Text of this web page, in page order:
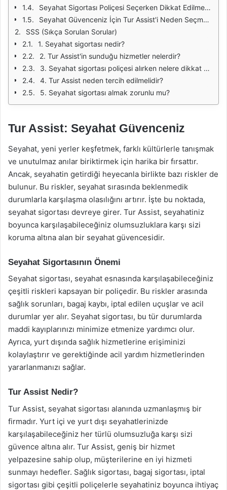
Seyahat Sigortası Poliçesi Seçerken Dikkat Edilmesi Gerekenler
Seyahat Güvenceniz İçin Tur Assist'i Neden Seçmelisiniz?
SSS (Sıkça Sorulan Sorular)
1. Seyahat sigortası nedir?
2. Tur Assist'in sunduğu hizmetler nelerdir?
3. Seyahat sigortası poliçesi alırken nelere dikkat etmeliyim?
4. Tur Assist neden tercih edilmelidir?
5. Seyahat sigortası almak zorunlu mu?
Tur Assist: Seyahat Güvenceniz
Seyahat, yeni yerler keşfetmek, farklı kültürlerle tanışmak
ve unutulmaz anılar biriktirmek için harika bir fırsattır.
Ancak, seyahatin getirdiği heyecanla birlikte bazı riskler de
bulunur. Bu riskler, seyahat sırasında beklenmedik
durumlarla karşılaşma olasılığını artırır. İşte bu noktada,
seyahat sigortası devreye girer. Tur Assist, seyahatiniz
boyunca karşılaşabileceğiniz olumsuzluklara karşı sizi
koruma altına alan bir seyahat güvencesidir.
Seyahat Sigortasının Önemi
Seyahat sigortası, seyahat esnasında karşılaşabileceğiniz
çeşitli riskleri kapsayan bir poliçedir. Bu riskler arasında
sağlık sorunları, bagaj kaybı, iptal edilen uçuşlar ve acil
durumlar yer alır. Seyahat sigortası, bu tür durumlarda
maddi kayıplarınızı minimize etmenize yardımcı olur.
Ayrıca, yurt dışında sağlık hizmetlerine erişiminizi
kolaylaştırır ve gerektiğinde acil yardım hizmetlerinden
yararlanmanızı sağlar.
Tur Assist Nedir?
Tur Assist, seyahat sigortası alanında uzmanlaşmış bir
firmadır. Yurt içi ve yurt dışı seyahatlerinizde
karşılaşabileceğiniz her türlü olumsuzluğa karşı sizi
güvence altına alır. Tur Assist, geniş bir hizmet
yelpazesine sahip olup, müşterilerine en iyi hizmeti
sunmayı hedefler. Sağlık sigortası, bagaj sigortası, iptal
sigortası gibi çeşitli poliçelerle seyahatiniz boyunca ihtiyaç